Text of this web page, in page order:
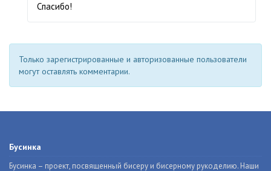
Спасибо!
Только зарегистрированные и авторизованные пользователи
могут оставлять комментарии.
Бусинка
Бусинка – проект, посвященный бисеру и бисерному рукоделию. Наши